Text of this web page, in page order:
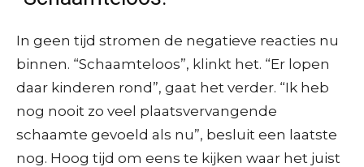
In geen tijd stromen de negatieve reacties nu
binnen. “Schaamteloos”, klinkt het. “Er lopen
daar kinderen rond”, gaat het verder. “Ik heb
nog nooit zo veel plaatsvervangende
schaamte gevoeld als nu”, besluit een laatste
nog. Hoog tijd om eens te kijken waar het juist